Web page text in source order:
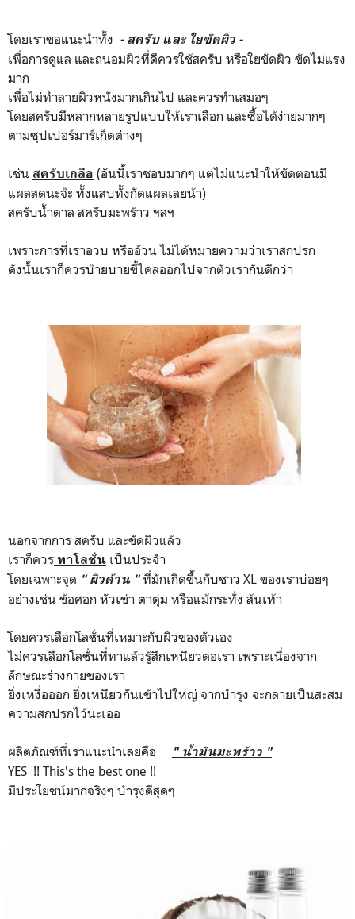
โดยเราขอแนะนำทั้ง - สครับ และ ใยขัดผิว -
เพื่อการดูแล และถนอมผิวที่ดีควรใช้สครับ หรือใยขัดผิว ขัดไม่แรง
มาก
เพื่อไม่ทำลายผิวหนังมากเกินไป และควรทำเสมอๆ
โดยสครับมีหลากหลายรูปแบบให้เราเลือก และซื้อได้ง่ายมากๆ
ตามซุปเปอร์มาร์เก็ตต่างๆ
เช่น สครับเกลือ (อันนี้เราชอบมากๆ แต่ไม่แนะนำให้ขัดตอนมี
แผลสดนะจ๊ะ ทั้งแสบทั้งกัดแผลเลยน้า)
สครับน้ำตาล สครับมะพร้าว ฯลฯ
เพราะการที่เราอวบ หรืออ้วน ไม่ได้หมายความว่าเราสกปรก
ดังนั้นเราก็ควรบ๊ายบายขี้ไคลออกไปจากตัวเรากันดีกว่า
นอกจากการ สครับ และขัดผิวแล้ว
เราก็ควร ทาโลชั่น เป็นประจำ
โดยเฉพาะจุด " ผิวด้าน "ที่มักเกิดขึ้นกับชาว XL ของเราบ่อยๆ
อย่างเช่น ข้อศอก หัวเข่า ตาตุ่ม หรือแม้กระทั่ง ส้นเท้า
โดยควรเลือกโลชั่นที่เหมาะกับผิวของตัวเอง
ไม่ควรเลือกโลชั่นที่ทาแล้วรู้สึกเหนียวต่อเรา เพราะเนื่องจาก
ลักษณะร่างกายของเรา
ยิ่งเหงื่อออก ยิ่งเหนียวกันเข้าไปใหญ่ จากบำรุง จะกลายเป็นสะสม
ความสกปรกไว้นะเออ
ผลิตภัณฑ์ที่เราแนะนำเลยคือ " น้ำมันมะพร้าว "
YES !! This's the best one !!
มีประโยชน์มากจริงๆ บำรุงดีสุดๆ